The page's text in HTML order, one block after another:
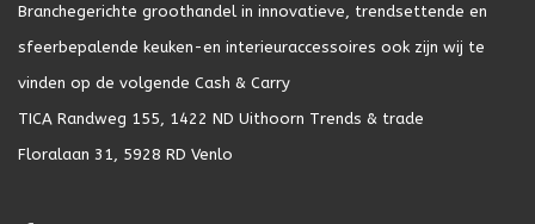
Branchegerichte groothandel in innovatieve, trendsettende en
sfeerbepalende keuken-en interieuraccessoires ook zijn wij te
vinden op de volgende Cash & Carry
TICA Randweg 155, 1422 ND Uithoorn Trends & trade
Floralaan 31, 5928 RD Venlo